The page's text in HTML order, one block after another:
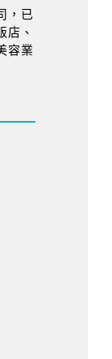
，已
店、
容業